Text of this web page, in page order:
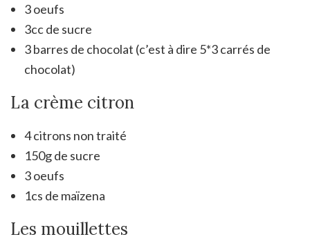
3 oeufs
3cc de sucre
3 barres de chocolat (c’est à dire 5*3 carrés de
chocolat)
La crème citron
4 citrons non traité
150g de sucre
3 oeufs
1cs de maïzena
Les mouillettes